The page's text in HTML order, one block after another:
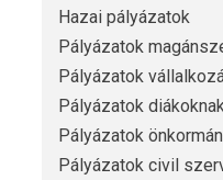
Hazai pályázatok
Pályázatok
Pályázatok
Pályázatok
Pályázatok
Pályázatok civil